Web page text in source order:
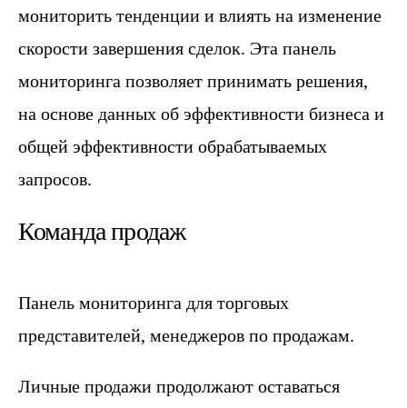
мониторить тенденции и влиять на изменение
скорости завершения сделок. Эта панель
мониторинга позволяет принимать решения,
на основе данных об эффективности бизнеса и
общей эффективности обрабатываемых
запросов.
Команда продаж
Панель мониторинга для торговых
представителей, менеджеров по продажам.
Личные продажи продолжают оставаться